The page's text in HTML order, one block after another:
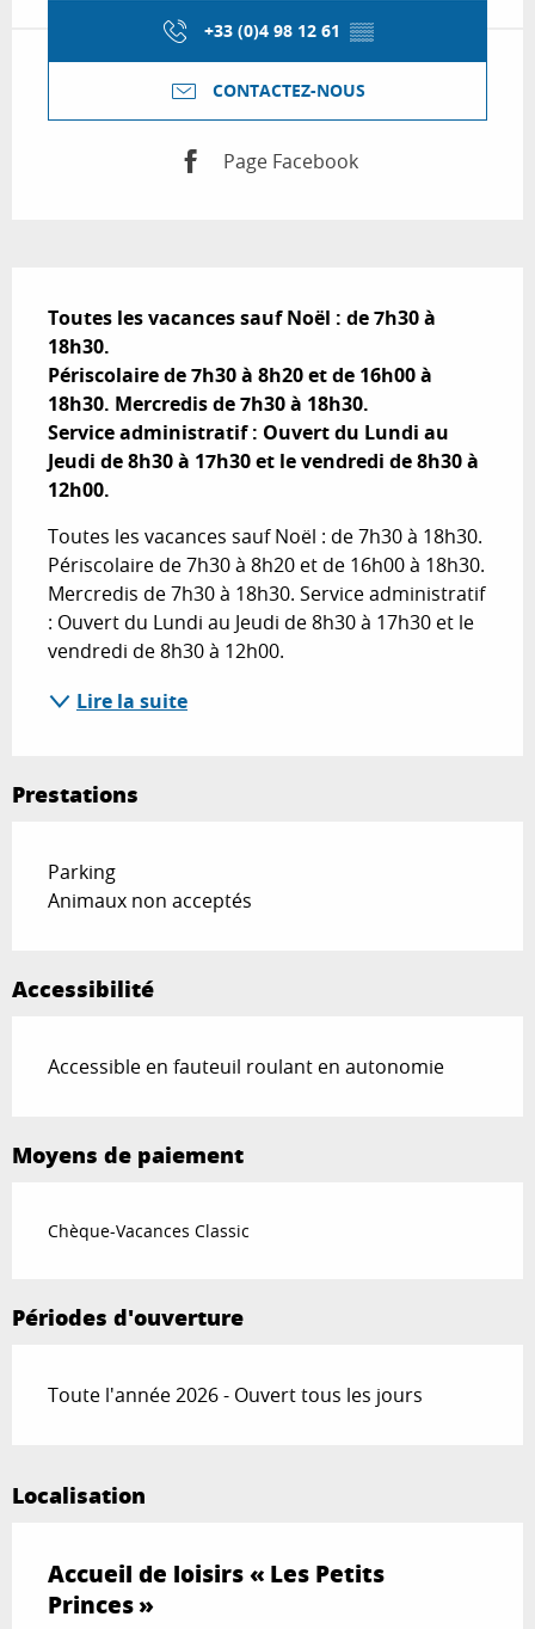
+33 (0)4 98 12 61 ▒▒
CONTACTEZ-NOUS
Page Facebook
Toutes les vacances sauf Noël : de 7h30 à
18h30.
Périscolaire de 7h30 à 8h20 et de 16h00 à
18h30. Mercredis de 7h30 à 18h30.
Service administratif : Ouvert du Lundi au
Jeudi de 8h30 à 17h30 et le vendredi de 8h30 à
12h00.
Toutes les vacances sauf Noël : de 7h30 à 18h30.
Périscolaire de 7h30 à 8h20 et de 16h00 à 18h30.
Mercredis de 7h30 à 18h30. Service administratif
: Ouvert du Lundi au Jeudi de 8h30 à 17h30 et le
vendredi de 8h30 à 12h00.
Lire la suite
Prestations
Parking
Animaux non acceptés
Accessibilité
Accessible en fauteuil roulant en autonomie
Moyens de paiement
Chèque-Vacances Classic
Périodes d'ouverture
Toute l'année 2026 - Ouvert tous les jours
Localisation
Accueil de loisirs « Les Petits
Princes »